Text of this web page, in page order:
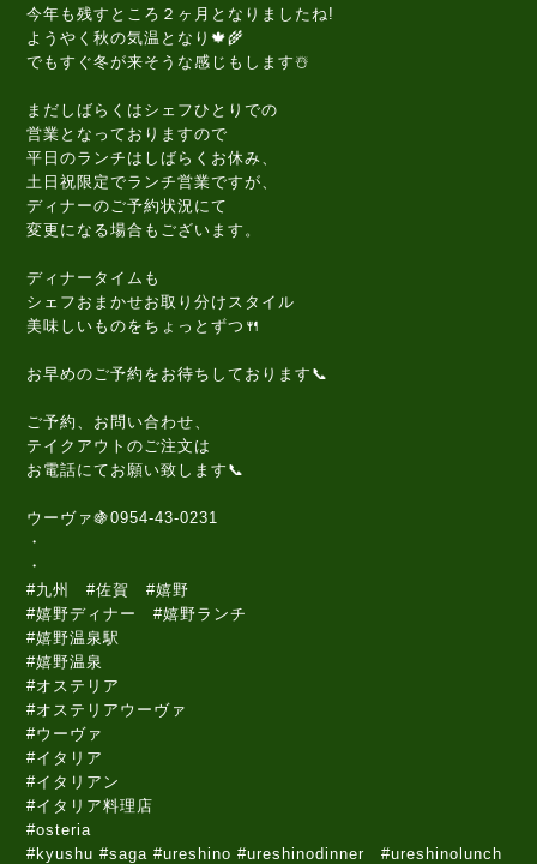
今年も残すところ２ヶ月となりましたね!
ようやく秋の気温となり🍁🌾
でもすぐ冬が来そうな感じもします☃️
まだしばらくはシェフひとりでの
営業となっておりますので
平日のランチはしばらくお休み、
土日祝限定でランチ営業ですが、
ディナーのご予約状況にて
変更になる場合もございます。
ディナータイムも
シェフおまかせお取り分けスタイル
美味しいものをちょっとずつ🍴
お早めのご予約をお待ちしております📞
ご予約、お問い合わせ、
テイクアウトのご注文は
お電話にてお願い致します📞
ウーヴァ🍇0954-43-0231
・
・
#九州 #佐賀 #嬉野
#嬉野ディナー #嬉野ランチ
#嬉野温泉駅
#嬉野温泉
#オステリア
#オステリアウーヴァ
#ウーヴァ
#イタリア
#イタリアン
#イタリア料理店
#osteria
#kyushu #saga #ureshino #ureshinodinner #ureshinolunch